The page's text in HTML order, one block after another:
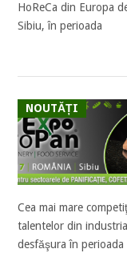
HoReCa din Europa
Sibiu, în perioada
NOUTĂȚI
Cea mai mare
talentelor din
desfăşura în